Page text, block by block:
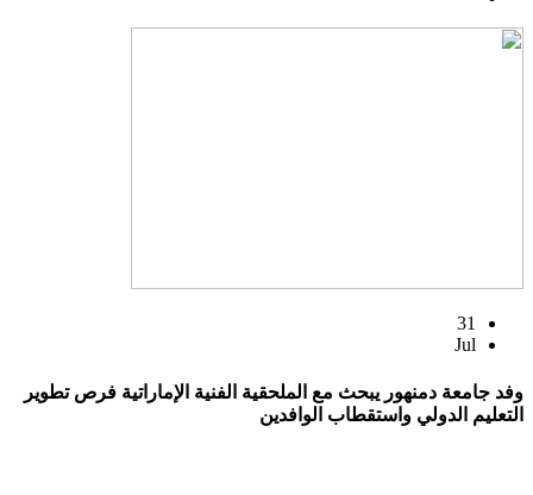
31
Jul
وفد جامعة دمنهور يبحث مع الملحقية الفنية الإماراتية فرص تطوير
التعليم الدولي واستقطاب الوافدين